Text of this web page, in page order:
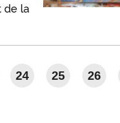
de la
24 25 26